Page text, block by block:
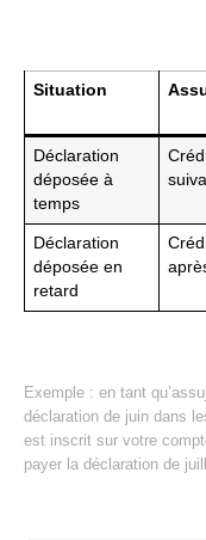
Situation
Déclaration
déposée à
temps
Déclaration
déposée en
retard
Exemple : en tant
déclaration de juin dans
est inscrit sur votre
payer la déclaration de